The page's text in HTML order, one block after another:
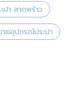
ปา ลาดพร้าว
ายอุปกรณ์ประปา